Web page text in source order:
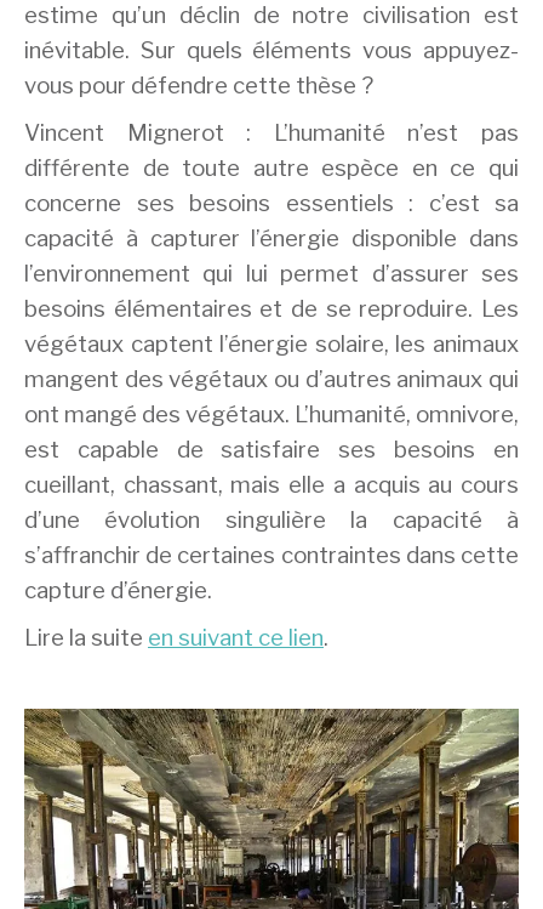
estime qu’un déclin de notre civilisation est
inévitable. Sur quels éléments vous appuyez-
vous pour défendre cette thèse ?
Vincent Mignerot : L’humanité n’est pas
différente de toute autre espèce en ce qui
concerne ses besoins essentiels : c’est sa
capacité à capturer l’énergie disponible dans
l’environnement qui lui permet d’assurer ses
besoins élémentaires et de se reproduire. Les
végétaux captent l’énergie solaire, les animaux
mangent des végétaux ou d’autres animaux qui
ont mangé des végétaux. L’humanité, omnivore,
est capable de satisfaire ses besoins en
cueillant, chassant, mais elle a acquis au cours
d’une évolution singulière la capacité à
s’affranchir de certaines contraintes dans cette
capture d’énergie.
Lire la suite en suivant ce lien.